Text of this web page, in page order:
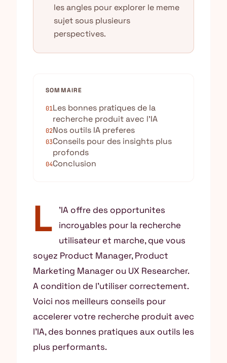
les angles pour explorer le meme
sujet sous plusieurs
perspectives.
SOMMAIRE
01Les bonnes pratiques de la
recherche produit avec l’IA
02Nos outils IA preferes
03Conseils pour des insights plus
profonds
04Conclusion
L
’IA offre des opportunites
incroyables pour la recherche
utilisateur et marche, que vous
soyez Product Manager, Product
Marketing Manager ou UX Researcher.
A condition de l’utiliser correctement.
Voici nos meilleurs conseils pour
accelerer votre recherche produit avec
l’IA, des bonnes pratiques aux outils les
plus performants.